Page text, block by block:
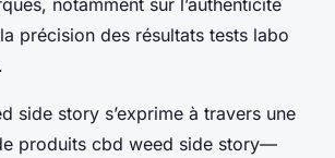
notamment sur l’authenticité
précision des résultats tests labo
side story s’exprime à travers une
produits cbd weed side story—